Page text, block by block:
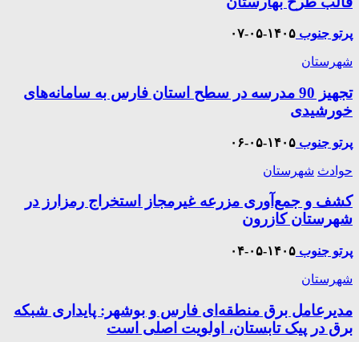
پرتو جنوب ۱۴۰۵-۰۵-۰۷
شهرستان
تجهیز 90 مدرسه در سطح استان فارس به سامانه‌های
خورشیدی
پرتو جنوب ۱۴۰۵-۰۵-۰۶
حوادث شهرستان
کشف و جمع‌آوری مزرعه غیرمجاز استخراج رمز‌ارز در
شهرستان کازرون
پرتو جنوب ۱۴۰۵-۰۵-۰۴
شهرستان
مدیرعامل برق منطقه‌ای فارس و بوشهر: پایداری شبکه
برق در پیک تابستان، اولویت اصلی است